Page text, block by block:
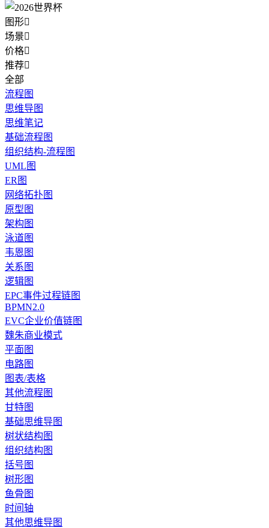
图形
场景
价格
推荐
全部
流程图
思维导图
思维笔记
基础流程图
组织结构-流程图
UML图
ER图
网络拓扑图
原型图
架构图
泳道图
韦恩图
关系图
逻辑图
EPC事件过程链图
BPMN2.0
EVC企业价值链图
魏朱商业模式
平面图
电路图
图表/表格
其他流程图
甘特图
基础思维导图
树状结构图
组织结构图
括号图
树形图
鱼骨图
时间轴
其他思维导图